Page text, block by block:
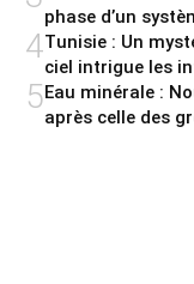
phase d’un
4Tunisie : Un
ciel intrigue les
5Eau minérale :
après celle des